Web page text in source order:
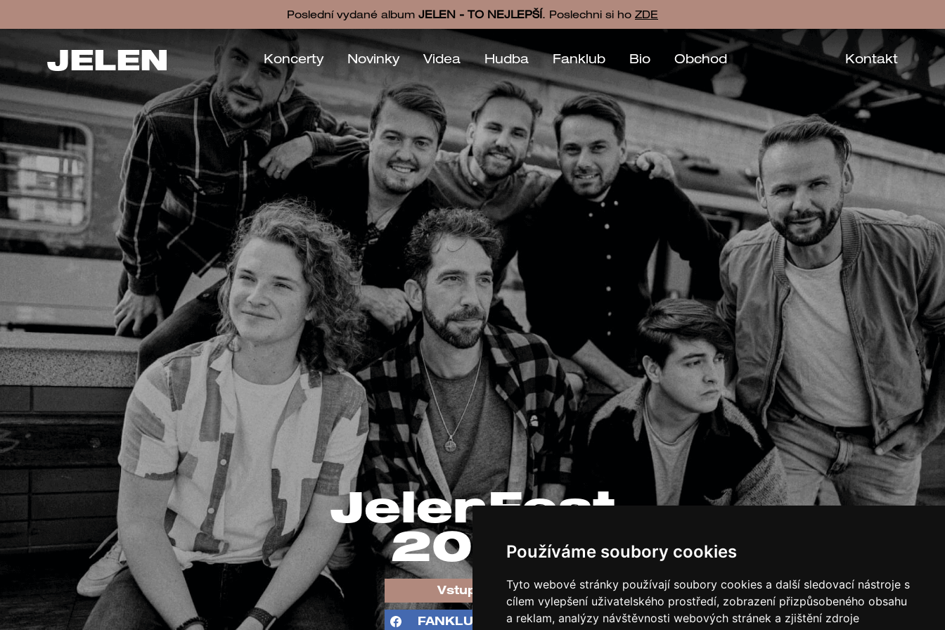
Používáme soubory cookies
Tyto webové stránky používají soubory cookies a další sledovací nástroje s
cílem vylepšení uživatelského prostředí, zobrazení přizpůsobeného obsahu
a reklam, analýzy návštěvnosti webových stránek a zjištění zdroje
Poslední vydané album JELEN - TO NEJLEPŠÍ. Poslechni si ho ZDE
JELEN Koncerty Novinky Videa Hudba Fanklub Bio Obchod Kontakt
JelenFest
2026
Vstupenky
FANKLUB SKUPINA
NAŠE NOVINKY
DO E-MAILU
Souhlasím se zpracováváním osobních
údajů a nařízením GDPR